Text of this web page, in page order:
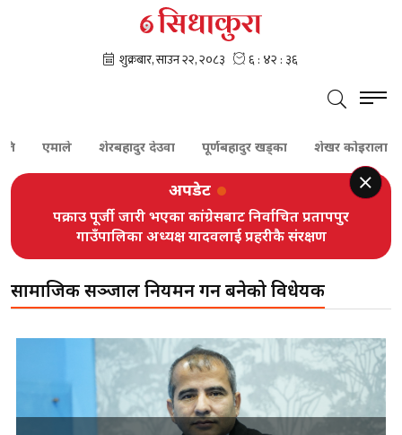
एमाले शेरबहादुर देउवा पूर्णबहादुर खड्का शेखर कोइराला
अपडेट
पक्राउ पूर्जी जारी भएका कांग्रेसबाट निर्वाचित प्रतापपुर
गाउँपालिका अध्यक्ष यादवलाई प्रहरीकै संरक्षण
सामाजिक सञ्जाल नियमन गर्न बनेको विधेयक